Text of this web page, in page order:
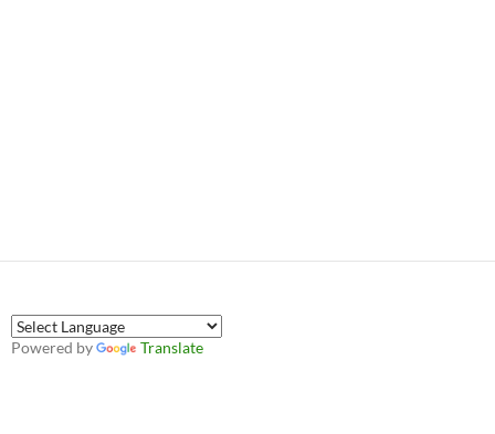
Powered by Translate